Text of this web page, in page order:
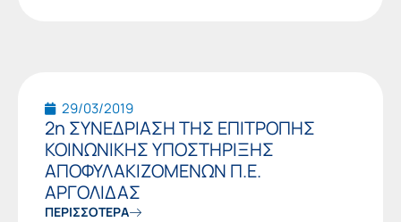
29/03/2019
2η ΣΥΝΕΔΡΙΑΣΗ ΤΗΣ ΕΠΙΤΡΟΠΗΣ
ΚΟΙΝΩΝΙΚΗΣ ΥΠΟΣΤΗΡΙΞΗΣ
ΑΠΟΦΥΛΑΚΙΖΟΜΕΝΩΝ Π.Ε.
ΑΡΓΟΛΙΔΑΣ
ΠΕΡΙΣΣΟΤΕΡΑ